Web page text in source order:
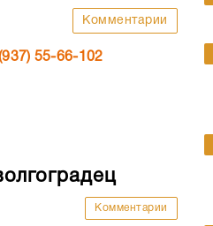
Комментарии
55-66-102
Комментарии